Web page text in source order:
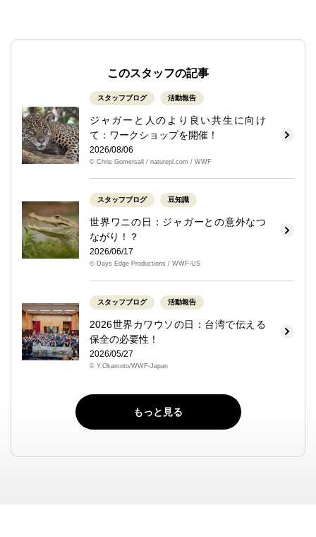
このスタッフの記事
スタッフブログ 活動報告
ジャガーと人のより良い共生に向け
て：ワークショップを開催！
2026/08/06
© Chris Gomersall / naturepl.com / WWF
スタッフブログ 豆知識
世界ワニの日：ジャガーとの意外なつ
ながり！？
2026/06/17
© Days Edge Productions / WWF-US
スタッフブログ 活動報告
2026世界カワウソの日：台湾で伝える
保全の必要性！
2026/05/27
© Y.Okamoto/WWF-Japan
もっと見る